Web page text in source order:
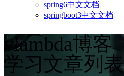
spring6中文文档
springboot3中文文档
vlambda博客
学习文章列表